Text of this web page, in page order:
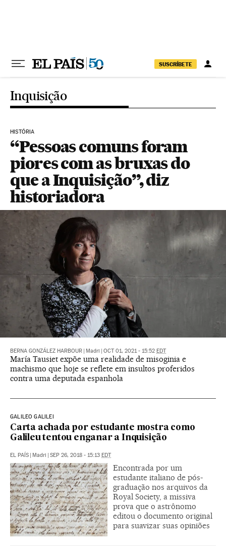
SUSCRÍBETE
Inquisição
HISTÓRIA
“Pessoas comuns foram
piores com as bruxas do
que a Inquisição”, diz
historiadora
BERNA GONZÁLEZ HARBOUR Madri OCT 01, 2021 - 15:52 EDT
María Tausiet expõe uma realidade de misoginia e
machismo que hoje se reflete em insultos proferidos
contra uma deputada espanhola
GALILEO GALILEI
Carta achada por estudante mostra como
Galileu tentou enganar a Inquisição
EL PAÍS Madri SEP 26, 2018 - 15:13 EDT
Encontrada por um
estudante italiano de pós-
graduação nos arquivos da
Royal Society, a missiva
prova que o astrônomo
editou o documento original
para suavizar suas opiniões